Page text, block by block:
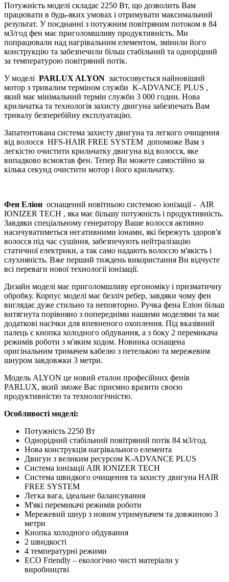
Потужність моделі складає 2250 Вт, що дозволить Вам
працювати в будь-яких умовах і отримувати максимальний
результат. У поєднанні з потужним повітряним потоком в 84
м3/год фен має приголомшливу продуктивність. Ми
попрацювали над нагрівальним елементом, змінили його
конструкцію та забезпечили більш стабільний та однорідний
за температурою повітряний потік.
У моделі PARLUX ALYON застосовується найновіший
мотор з тривалим терміном служби K-ADVANCE PLUS ,
який має мінімальний термін служби 3 000 годин. Нова
крильчатка та технологія захисту двигуна забезпечать Вам
тривалу безперебійну експлуатацію.
Запатентована система захисту двигуна та легкого очищення
від волосся HFS-HAIR FREE SYSTEM допоможе Вам з
легкістю очистити крильчатку двигуна від волосся, яке
випадково всмоктав фен. Тепер Ви можете самостійно за
кілька секунд очистити мотор і його крильчатку.
Фен Еліон оснащений новітньою системою іонізації - AIR
IONIZER TECH , яка має більшу потужність і продуктивність.
Завдяки спеціальному генератору Ваше волосся активно
насичуватиметься негативними іонами, які бережуть здоров'я
волосся під час сушіння, забезпечують нейтралізацію
статичної електрики, а так само надають волоссю м'якість і
слухняність. Вже перший тиждень використання Ви відчуєте
всі переваги нової технології іонізації.
Дизайн моделі має приголомшливу ергономіку і призматичну
обробку. Корпус моделі має безліч ребер, завдяки чому фен
виглядає дуже стильно та неповторно. Ручка фена Еліон більш
витягнута порівняно з попередніми нашими моделями та має
додаткові насічки для впевненого охоплення. Під вказівний
палець є кнопка холодного обдування, а з боку 2 перемикача
режимів роботи з м'яким ходом. Новинка оснащена
оригінальним тримачем кабелю з петелькою та мережевим
шнуром завдовжки 3 метри.
Модель ALYON це новий еталон професійних фенів
PARLUX, який зможе Вас приємно вразити своєю
продуктивністю та технологічністю.
Особливості моделі:
Потужність 2250 Вт
Однорідний стабільний повітряний потік 84 м3/год.
Нова конструкція нагрівального елемента
Двигун з великим ресурсом K-ADVANCE PLUS
Система іонізації AIR IONIZER TECH
Система швидкого очищення та захисту двигуна HAIR
FREE SYSTEM
Легка вага, ідеальне балансування
М'які перемикачі режимів роботи
Мережевий шнур з новим утримувачем та довжиною 3
метри
Кнопка холодного обдування
2 швидкості
4 температурні режими
ECO Friendly – ​​екологічно чисті матеріали у
виробництві